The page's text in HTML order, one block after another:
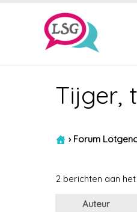
Tijger,
› Forum
2 berichten aan
Auteur